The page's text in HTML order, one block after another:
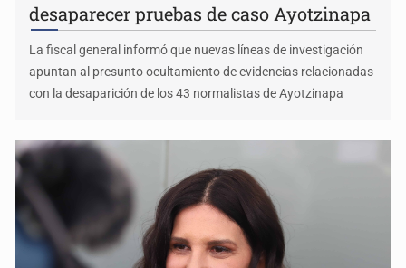
desaparecer pruebas de caso Ayotzinapa
La fiscal general informó que nuevas líneas de investigación
apuntan al presunto ocultamiento de evidencias relacionadas
con la desaparición de los 43 normalistas de Ayotzinapa